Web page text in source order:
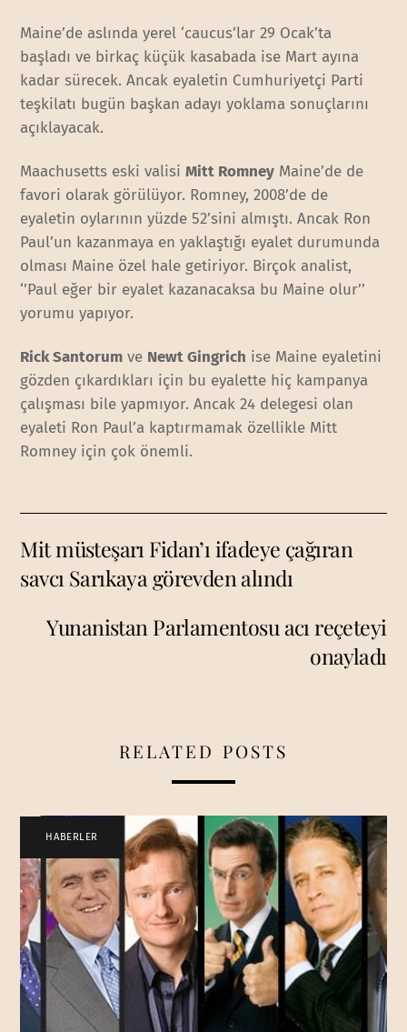
Maine’de aslında yerel ‘caucus’lar 29 Ocak’ta
başladı ve birkaç küçük kasabada ise Mart ayına
kadar sürecek. Ancak eyaletin Cumhuriyetçi Parti
teşkilatı bugün başkan adayı yoklama sonuçlarını
açıklayacak.
Maachusetts eski valisiMitt Romney Maine’de de
favori olarak görülüyor. Romney, 2008’de de
eyaletin oylarının yüzde 52’sini almıştı. Ancak Ron
Paul’un kazanmaya en yaklaştığı eyalet durumunda
olması Maine özel hale getiriyor. Birçok analist,
‘’Paul eğer bir eyalet kazanacaksa bu Maine olur’’
yorumu yapıyor.
Rick Santorum ve Newt Gingrich ise Maine eyaletini
gözden çıkardıkları için bu eyalette hiç kampanya
çalışması bile yapmıyor. Ancak 24 delegesi olan
eyaleti Ron Paul’a kaptırmamak özellikle Mitt
Romney için çok önemli.
Mit müsteşarı Fidan’ı ifadeye çağıran
savcı Sarıkaya görevden alındı
Yunanistan Parlamentosu acı reçeteyi
onayladı
RELATED POSTS
HABERLER